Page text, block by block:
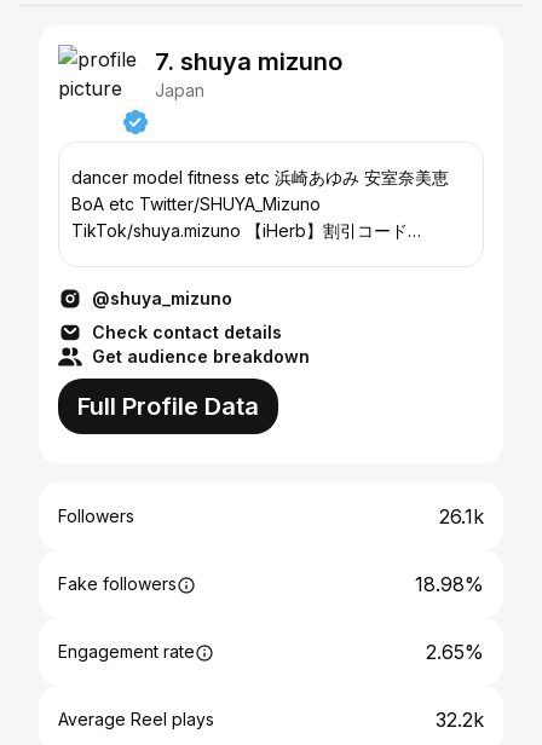
7. shuya mizuno
Japan
dancer model fitness etc 浜崎あゆみ 安室奈美恵
BoA etc Twitter/SHUYA_Mizuno
TikTok/shuya.mizuno 【iHerb】割引コード
@shuya_mizuno
Check contact details
Get audience breakdown
Full Profile Data
Followers 26.1k
Fake followers 18.98%
Engagement rate 2.65%
Average Reel plays 32.2k